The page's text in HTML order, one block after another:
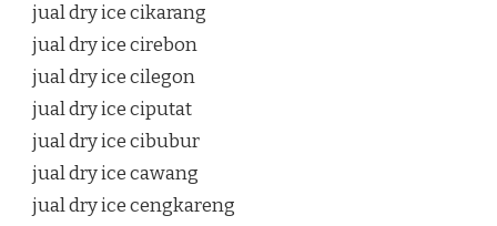
jual dry ice cikarang
jual dry ice cirebon
jual dry ice cilegon
jual dry ice ciputat
jual dry ice cibubur
jual dry ice cawang
jual dry ice cengkareng